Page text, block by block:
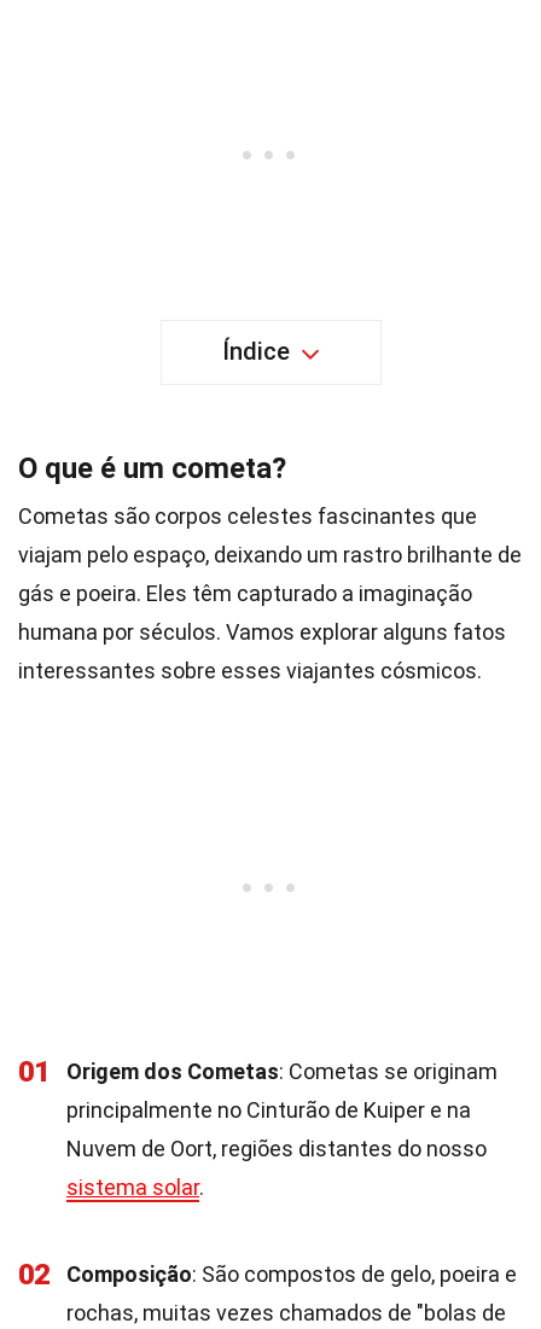
Índice
O que é um cometa?
Cometas são corpos celestes fascinantes que
viajam pelo espaço, deixando um rastro brilhante de
gás e poeira. Eles têm capturado a imaginação
humana por séculos. Vamos explorar alguns fatos
interessantes sobre esses viajantes cósmicos.
01 Origem dos Cometas: Cometas se originam
principalmente no Cinturão de Kuiper e na
Nuvem de Oort, regiões distantes do nosso
sistema solar.
02 Composição: São compostos de gelo, poeira e
rochas, muitas vezes chamados de "bolas de